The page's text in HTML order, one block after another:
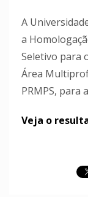
A
a
Seletivo para
Área
PRMPS, para
Veja o